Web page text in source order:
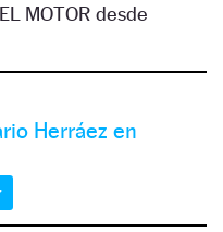
MOTOR desde
Herráez en